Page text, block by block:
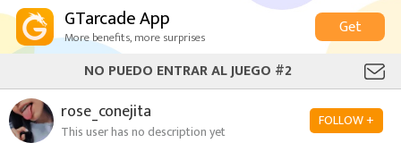
GTarcade App
More benefits, more surprises
Get
NO PUEDO ENTRAR AL JUEGO #2
rose_conejita
This user has no description yet
FOLLOW +